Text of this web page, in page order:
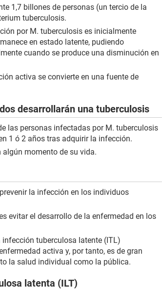
1,7 billones de personas (un tercio de la
tuberculosis.
por M. tuberculosis es inicialmente
en estado latente, pudiendo
cuando se produce una disminución en
activa se convierte en una fuente de
desarrollarán una tuberculosis
las personas infectadas por M. tuberculosis
1 ó 2 años tras adquirir la infección.
algún momento de su vida.
la infección en los individuos
evitar el desarrollo de la enfermedad en los
tuberculosa latente (ITL)
activa y, por tanto, es de gran
la salud individual como la pública.
latenta (ILT)